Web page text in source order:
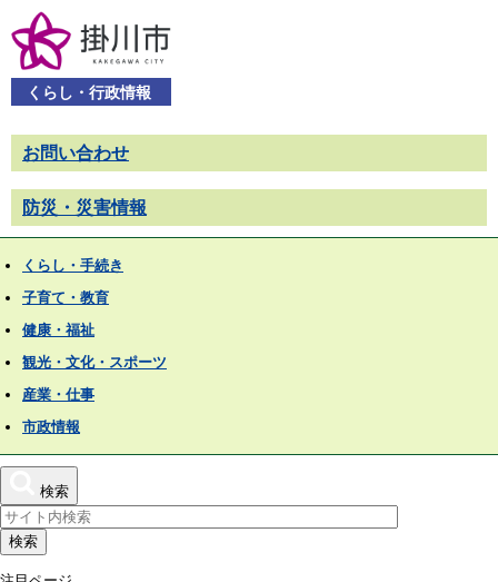
くらし・行政情報
お問い合わせ
防災・災害情報
くらし・手続き
子育て・教育
健康・福祉
観光・文化・スポーツ
産業・仕事
市政情報
検索
検索